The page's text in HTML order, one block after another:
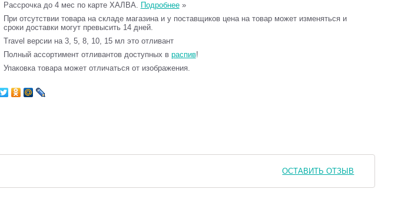
Рассрочка до 4 мес по карте ХАЛВА. Подробнее»
При отсутствии товара на складе магазина и у поставщиков цена на товар может изменяться и
сроки доставки могут превысить 14 дней.
Travel версии на 3, 5, 8, 10, 15 мл это отливант
Полный ассортимент отливантов доступных в распив!
Упаковка товара может отличаться от изображения.
ОСТАВИТЬ ОТЗЫВ